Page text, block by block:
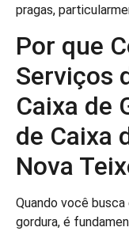
pragas,
Por que
Serviços
Caixa de
de Caixa
Nova
Quando você
gordura, é